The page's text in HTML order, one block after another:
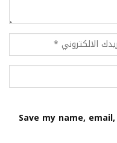
Save my name,